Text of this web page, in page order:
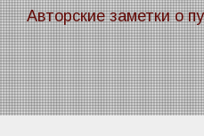
Авторские заметки о